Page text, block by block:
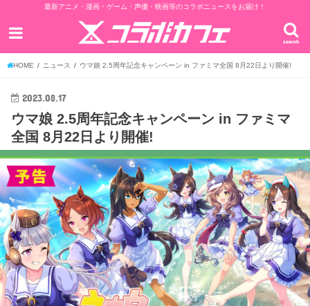
最新アニメ・漫画・ゲーム・声優・映画等のコラボニュースをお届け！
search
HOME ニュース ウマ娘 2.5周年記念キャンペーン in ファミマ全国 8月22日より開催!
2023.08.17
ウマ娘 2.5周年記念キャンペーン in ファミマ
全国 8月22日より開催!